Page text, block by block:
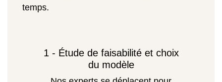
temps.
1 - Étude de faisabilité et choix
du modèle